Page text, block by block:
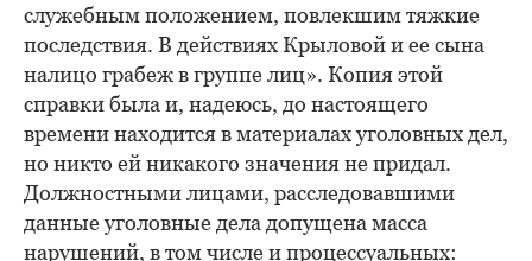
служебным положением, повлекшим тяжкие
последствия. В действиях Крыловой и ее сына
налицо грабеж в группе лиц». Копия этой
справки была и, надеюсь, до настоящего
времени находится в материалах уголовных дел,
но никто ей никакого значения не придал.
Должностными лицами, расследовавшими
данные уголовные дела допущена масса
нарушений, в том числе и процессуальных: